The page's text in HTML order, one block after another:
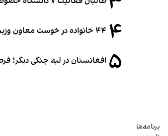
۴ ۴۴ خانواده در خوست معاون وزیر داخله طالبان را به غصب زمین متهم کردند
۵ افغانستان در لبه جنگی دیگر؛
برنامه‌ها